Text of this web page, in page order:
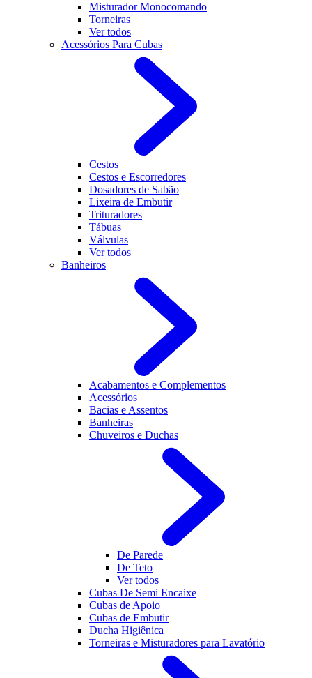
Misturador Monocomando
Torneiras
Ver todos
Acessórios Para Cubas
Cestos
Cestos e Escorredores
Dosadores de Sabão
Lixeira de Embutir
Trituradores
Tábuas
Válvulas
Ver todos
Banheiros
Acabamentos e Complementos
Acessórios
Bacias e Assentos
Banheiras
Chuveiros e Duchas
De Parede
De Teto
Ver todos
Cubas De Semi Encaixe
Cubas de Apoio
Cubas de Embutir
Ducha Higiênica
Torneiras e Misturadores para Lavatório